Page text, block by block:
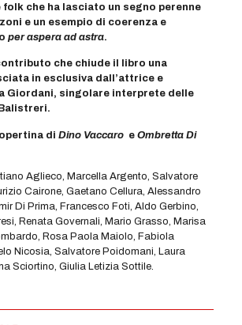
che ha lasciato un segno perenne
e un esempio di coerenza e
per aspera ad astra.
che chiude il libro una
in esclusiva dall’attrice e
Giordani, singolare interprete delle
di Dino Vaccaroe Ombretta Di
Aglieco, Marcella Argento, Salvatore
Cairone, Gaetano Cellura, Alessandro
Di Prima, Francesco Foti, Aldo Gerbino,
Renata Governali, Mario Grasso, Marisa
Rosa Paola Maiolo, Fabiola
Nicosia, Salvatore Poidomani, Laura
Sciortino, Giulia Letizia Sottile.